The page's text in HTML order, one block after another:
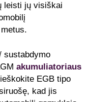
leisti jų visiškai
sustabdymo
akumuliatoriaus
EGB tipo
kad jis